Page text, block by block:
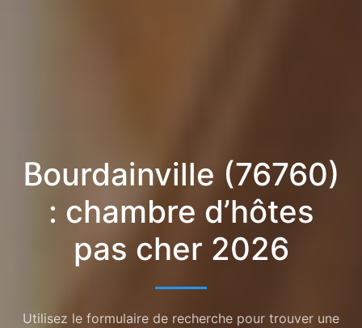
Bourdainville (76760)
: chambre d’hôtes
pas cher 2026
Utilisez le formulaire de recherche pour trouver une